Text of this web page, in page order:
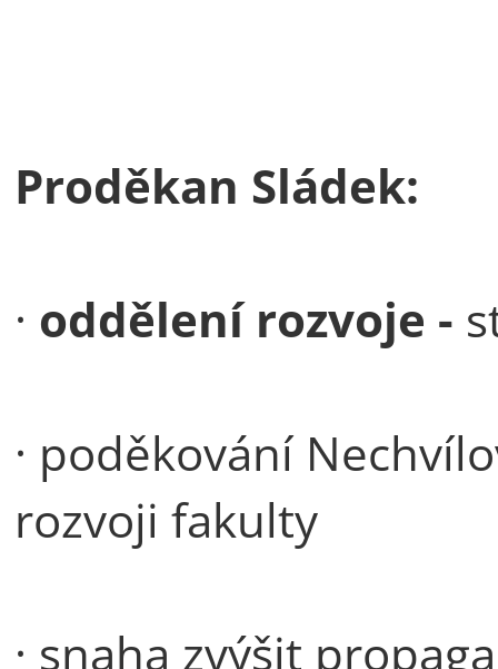
Proděkan Sládek:
· oddělení rozvoje -
· poděkování
rozvoji fakulty
· snaha zvýšit